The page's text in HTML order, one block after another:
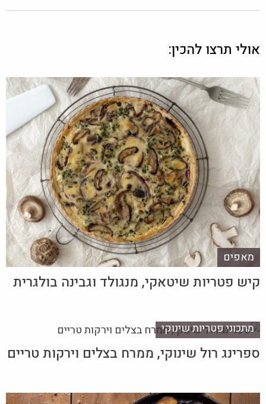
אולי תרצו להכין:
מאפים
קיש פטריות שיטאקי, מנגולד וגבינה בולגרית
מתכוני פטריות שינוקי
ספרינג רול שינוקי, ממרח בצלים וירקות טריים